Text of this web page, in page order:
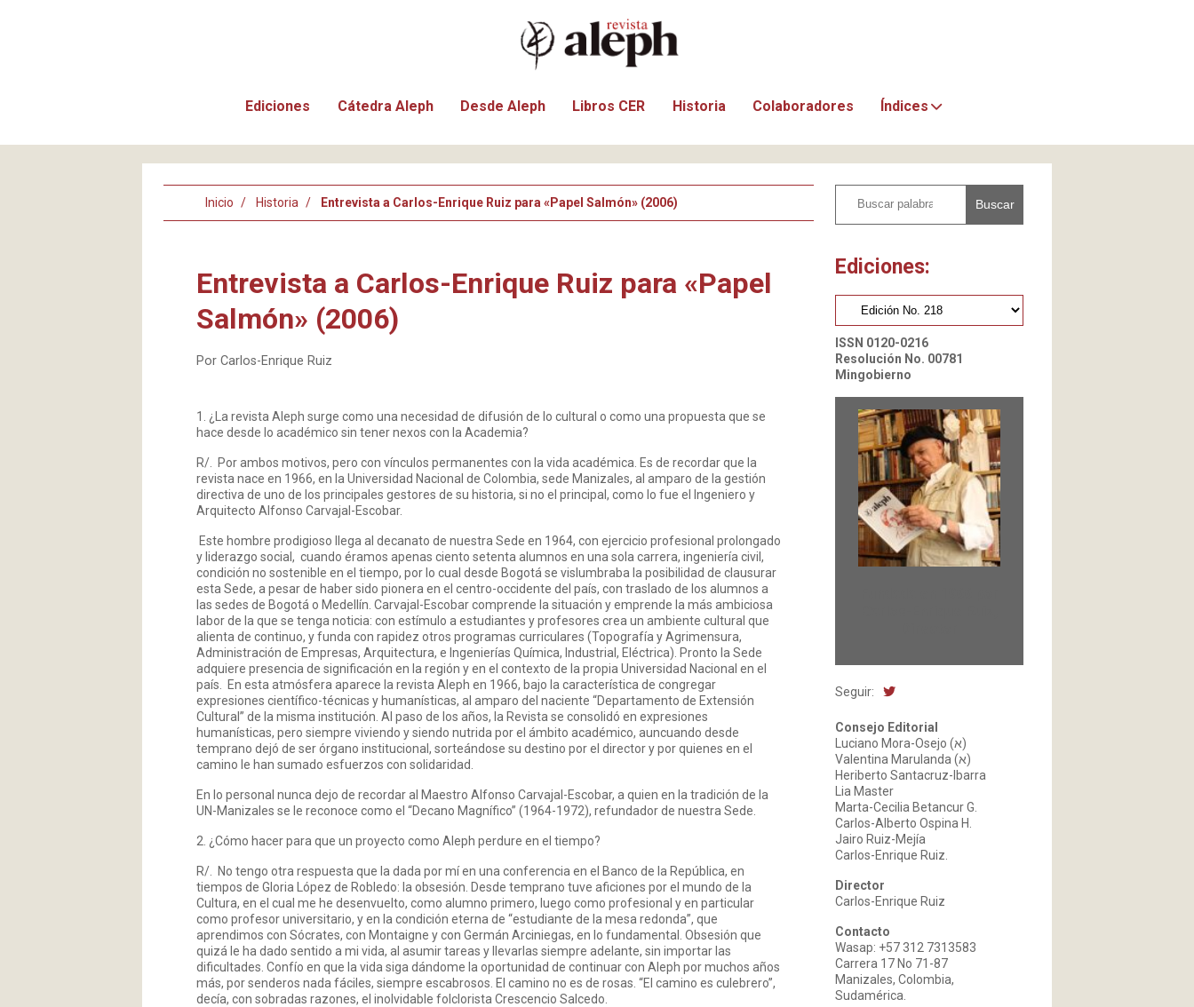
Ediciones Cátedra Aleph Desde Aleph Libros CER Historia Colaboradores Índices
Inicio Historia Entrevista a Carlos-Enrique Ruiz para «Papel Salmón» (2006)
Entrevista a Carlos-Enrique Ruiz para «Papel
Salmón» (2006)
Por Carlos-Enrique Ruiz
1. ¿La revista Aleph surge como una necesidad de difusión de lo cultural o como una propuesta que se
hace desde lo académico sin tener nexos con la Academia?
R/. Por ambos motivos, pero con vínculos permanentes con la vida académica. Es de recordar que la
revista nace en 1966, en la Universidad Nacional de Colombia, sede Manizales, al amparo de la gestión
directiva de uno de los principales gestores de su historia, si no el principal, como lo fue el Ingeniero y
Arquitecto Alfonso Carvajal-Escobar.
Este hombre prodigioso llega al decanato de nuestra Sede en 1964, con ejercicio profesional prolongado
y liderazgo social, cuando éramos apenas ciento setenta alumnos en una sola carrera, ingeniería civil,
condición no sostenible en el tiempo, por lo cual desde Bogotá se vislumbraba la posibilidad de clausurar
esta Sede, a pesar de haber sido pionera en el centro-occidente del país, con traslado de los alumnos a
las sedes de Bogotá o Medellín. Carvajal-Escobar comprende la situación y emprende la más ambiciosa
labor de la que se tenga noticia: con estímulo a estudiantes y profesores crea un ambiente cultural que
alienta de continuo, y funda con rapidez otros programas curriculares (Topografía y Agrimensura,
Administración de Empresas, Arquitectura, e Ingenierías Química, Industrial, Eléctrica). Pronto la Sede
adquiere presencia de significación en la región y en el contexto de la propia Universidad Nacional en el
país. En esta atmósfera aparece la revista Aleph en 1966, bajo la característica de congregar
expresiones científico-técnicas y humanísticas, al amparo del naciente “Departamento de Extensión
Cultural” de la misma institución. Al paso de los años, la Revista se consolidó en expresiones
humanísticas, pero siempre viviendo y siendo nutrida por el ámbito académico, auncuando desde
temprano dejó de ser órgano institucional, sorteándose su destino por el director y por quienes en el
camino le han sumado esfuerzos con solidaridad.
En lo personal nunca dejo de recordar al Maestro Alfonso Carvajal-Escobar, a quien en la tradición de la
UN-Manizales se le reconoce como el “Decano Magnífico” (1964-1972), refundador de nuestra Sede.
2. ¿Cómo hacer para que un proyecto como Aleph perdure en el tiempo?
R/. No tengo otra respuesta que la dada por mí en una conferencia en el Banco de la República, en
tiempos de Gloria López de Robledo: la obsesión. Desde temprano tuve aficiones por el mundo de la
Cultura, en el cual me he desenvuelto, como alumno primero, luego como profesional y en particular
como profesor universitario, y en la condición eterna de “estudiante de la mesa redonda”, que
aprendimos con Sócrates, con Montaigne y con Germán Arciniegas, en lo fundamental. Obsesión que
quizá le ha dado sentido a mi vida, al asumir tareas y llevarlas siempre adelante, sin importar las
dificultades. Confío en que la vida siga dándome la oportunidad de continuar con Aleph por muchos años
más, por senderos nada fáciles, siempre escabrosos. El camino no es de rosas. “El camino es culebrero”,
decía, con sobradas razones, el inolvidable folclorista Crescencio Salcedo.
Buscar
Ediciones:
ISSN 0120-0216
Resolución No. 00781
Mingobierno
Seguir:
Consejo Editorial
Luciano Mora-Osejo (א)
Valentina Marulanda (א)
Heriberto Santacruz-Ibarra
Lia Master
Marta-Cecilia Betancur G.
Carlos-Alberto Ospina H.
Jairo Ruiz-Mejía
Carlos-Enrique Ruiz.
Director
Carlos-Enrique Ruiz
Contacto
Wasap: +57 312 7313583
Carrera 17 No 71-87
Manizales, Colombia,
Sudamérica.